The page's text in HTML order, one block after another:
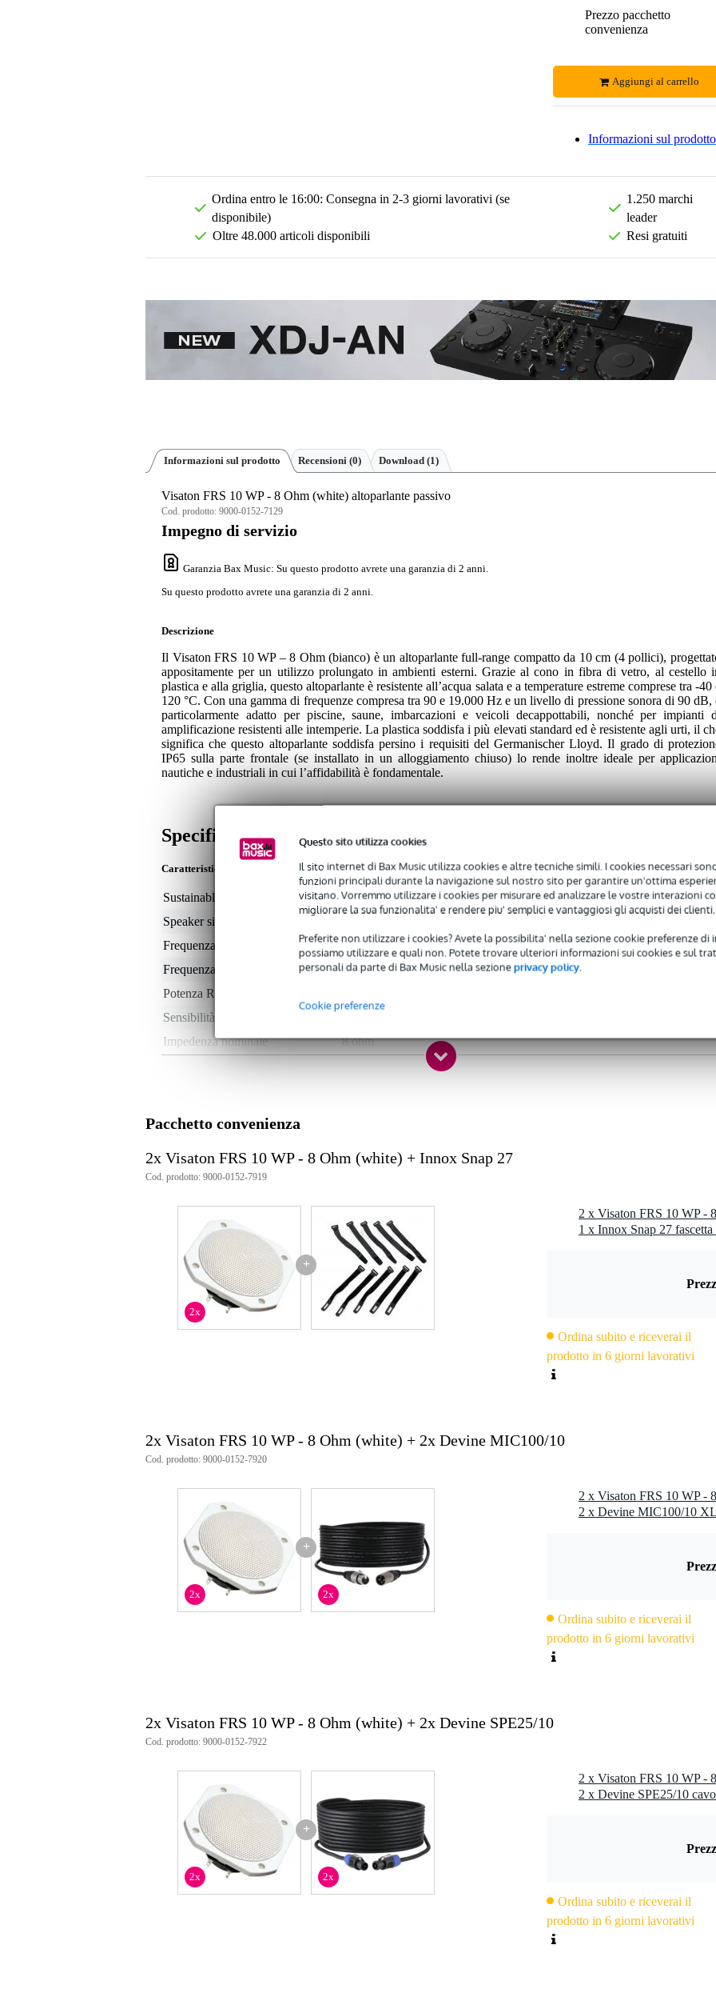
Questo sito utilizza cookies
Il sito internet di Bax Music utilizza cookies e altre tecniche simili. I cookies necessari
funzioni principali durante la navigazione sul nostro sito per garantire un'ottima
visitano. Vorremmo utilizzare i cookies per misurare ed analizzare le vostre interazioni
migliorare la sua funzionalita' e rendere piu' semplici e vantaggiosi gli acquisti dei clienti.
Preferite non utilizzare i cookies? Avete la possibilita' nella sezione cookie preferenze di
possiamo utilizzare e quali non. Potete trovare ulteriori informazioni sui cookies e sul
personali da parte di Bax Music nella sezioneprivacy policy.
Cookie preferenze
Prezzo pacchetto
convenienza
Aggiungi al carrello
Informazioni sul prodotto
Ordina entro le 16:00: Consegna in 2-3 giorni lavorativi (se
disponibile)
Oltre 48.000 articoli disponibili
1.250 marchi
leader
Resi gratuiti
Informazioni sul prodotto Recensioni (0) Download (1)
Visaton FRS 10 WP - 8 Ohm (white) altoparlante passivo
Cod. prodotto: 9000-0152-7129
Impegno di servizio
Garanzia Bax Music: Su questo prodotto avrete una garanzia di 2 anni.
Su questo prodotto avrete una garanzia di 2 anni.
Descrizione
Il Visaton FRS 10 WP – 8 Ohm (bianco) è un altoparlante full-range compatto da 10 cm (4 pollici),
appositamente per un utilizzo prolungato in ambienti esterni. Grazie al cono in fibra di vetro, al cestello
plastica e alla griglia, questo altoparlante è resistente all’acqua salata e a temperature estreme comprese tra -40
120 °C. Con una gamma di frequenze compresa tra 90 e 19.000 Hz e un livello di pressione sonora di 90 dB,
particolarmente adatto per piscine, saune, imbarcazioni e veicoli decappottabili, nonché per impianti
amplificazione resistenti alle intemperie. La plastica soddisfa i più elevati standard ed è resistente agli urti, il
significa che questo altoparlante soddisfa persino i requisiti del Germanischer Lloyd. Il grado di
IP65 sulla parte frontale (se installato in un alloggiamento chiuso) lo rende inoltre ideale per
nautiche e industriali in cui l’affidabilità è fondamentale.
Specifiche
Caratteristiche
Sustainable product
not specified
Speaker size (inches)
Frequenza minima
80 - 99 Hz
Frequenza massima
19 - 19,9 kHz
Potenza RMS
Sensibilità
Impedenza nominale
8 ohm
Peso(imballaggio incluso)
Specifiche
Quantità: 13 pezzi
Tipo: Fullrange, resistente alle intemperie (WP), 10 cm / 4"
Colore: Bianco
Impedenza nominale: 8 Ω
Potenza RMS/nominale: 25 W
Gamma di frequenza (–10 dB): 90 – 19.000 Hz
Pacchetto convenienza
2x Visaton FRS 10 WP - 8 Ohm (white) + Innox Snap 27
Cod. prodotto: 9000-0152-7919
+
2x
Ordina subito e riceverai il
prodotto in 6 giorni lavorativi
2x Visaton FRS 10 WP - 8 Ohm (white) + 2x Devine MIC100/10
Cod. prodotto: 9000-0152-7920
+
2x 2x
Ordina subito e riceverai il
prodotto in 6 giorni lavorativi
2x Visaton FRS 10 WP - 8 Ohm (white) + 2x Devine SPE25/10
Cod. prodotto: 9000-0152-7922
+
2x 2x
2 x Devine SPE25/10
Ordina subito e riceverai il
prodotto in 6 giorni lavorativi